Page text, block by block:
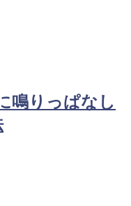
鳴りっぱなし